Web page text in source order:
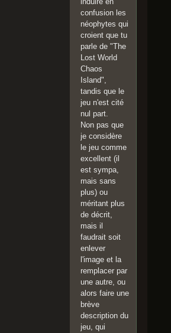
confusion les
néophytes qui
croient que tu
parle de "The
Lost World
Chaos
Island",
tandis que le
jeu n'est cité
nul part.
Non pas que
je considère
le jeu comme
excellent (il
est sympa,
mais sans
plus) ou
méritant plus
de décrit,
mais il
faudrait soit
enlever
l'image et la
remplacer par
une autre, ou
alors faire une
brève
description du
jeu, qui